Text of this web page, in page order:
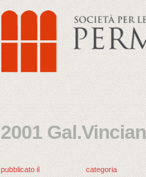
2001
pubblicato il categoria